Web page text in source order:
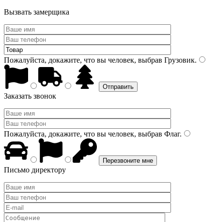
Вызвать замерщика
Пожалуйста, докажите, что вы человек, выбрав Грузовик.
Заказать звонок
Пожалуйста, докажите, что вы человек, выбрав Флаг.
Письмо директору